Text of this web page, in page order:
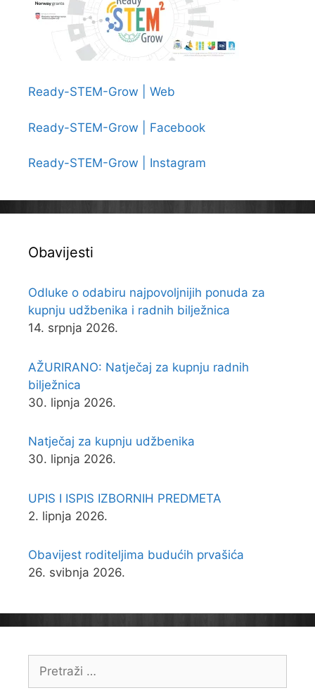
Ready-STEM-Grow | Web
Ready-STEM-Grow | Facebook
Ready-STEM-Grow | Instagram
Obavijesti
Odluke o odabiru najpovoljnijih ponuda za
kupnju udžbenika i radnih bilježnica
14. srpnja 2026.
AŽURIRANO: Natječaj za kupnju radnih
bilježnica
30. lipnja 2026.
Natječaj za kupnju udžbenika
30. lipnja 2026.
UPIS I ISPIS IZBORNIH PREDMETA
2. lipnja 2026.
Obavijest roditeljima budućih prvašića
26. svibnja 2026.
Pretraži: